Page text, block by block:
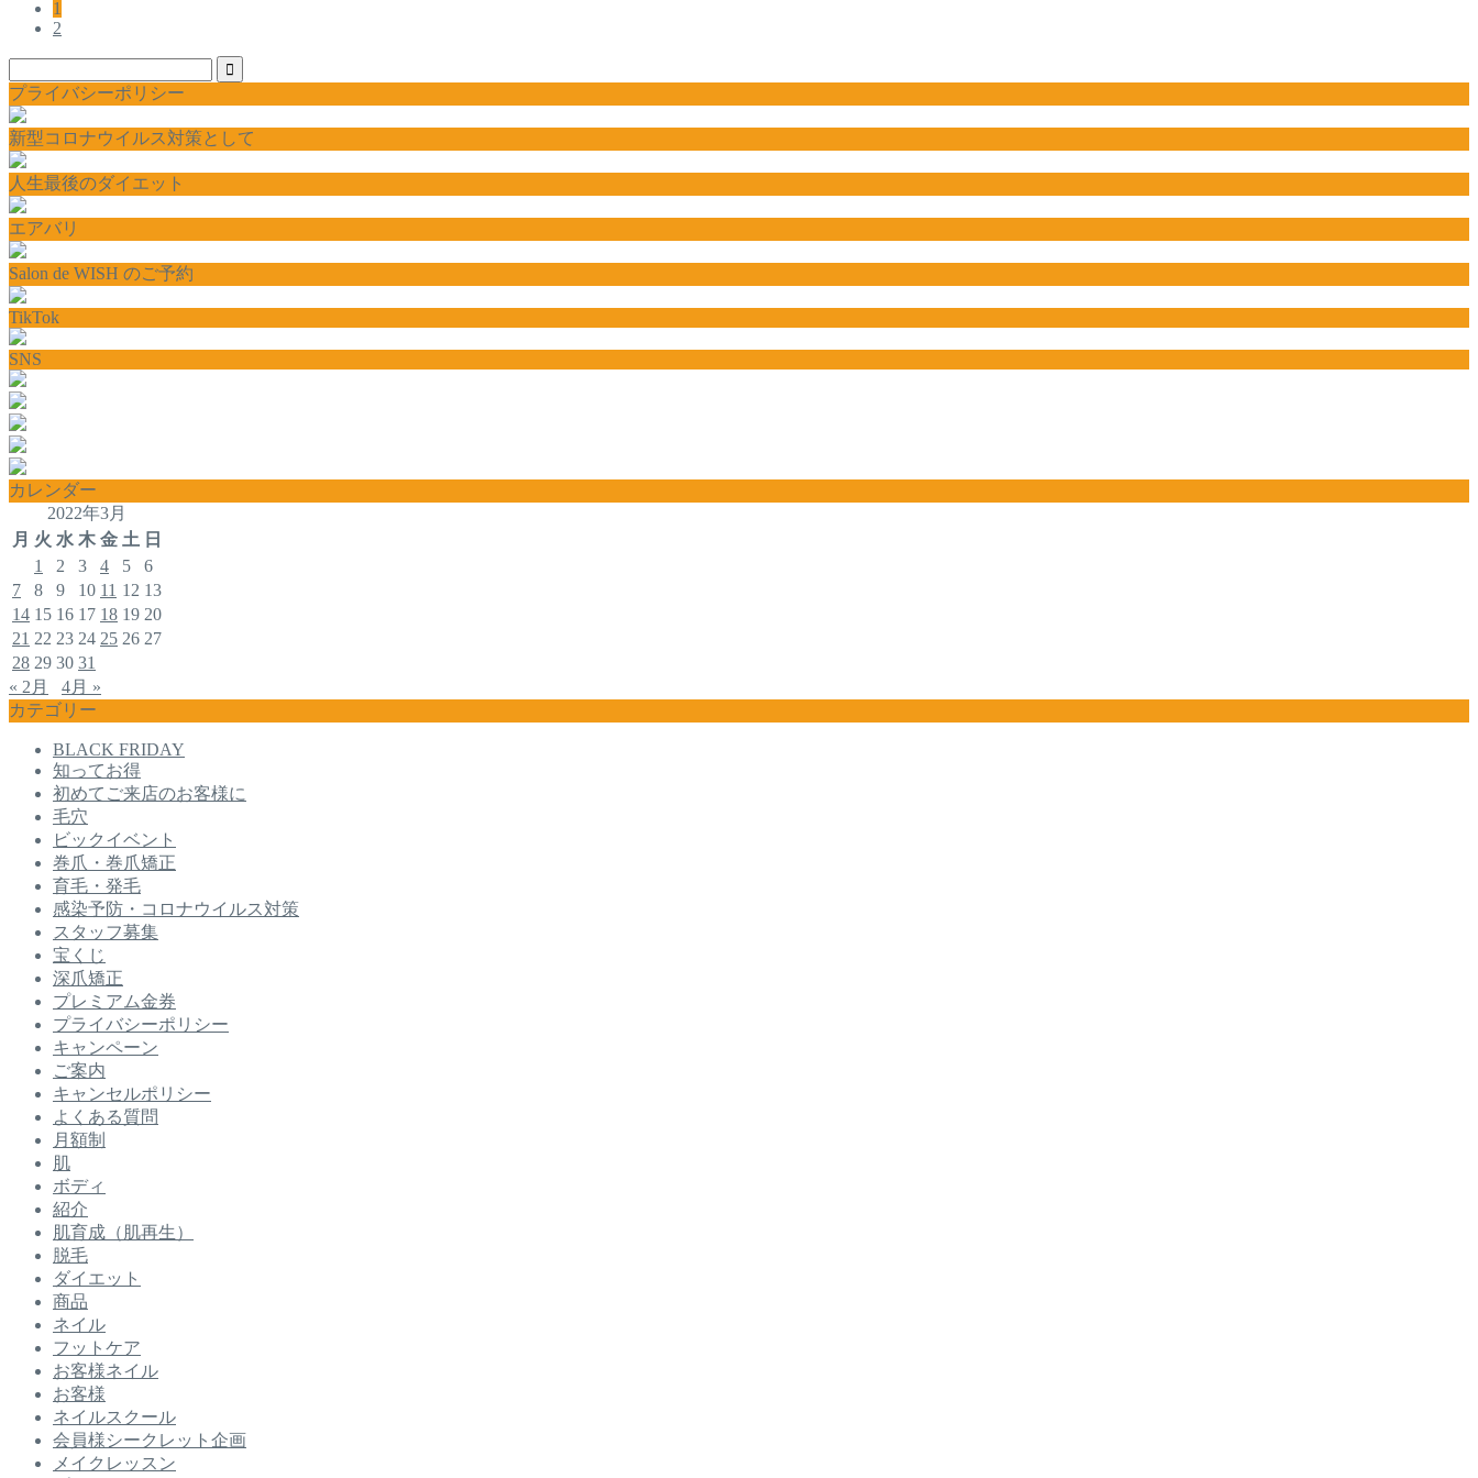
1
2
プライバシーポリシー
新型コロナウイルス対策として
人生最後のダイエット
エアバリ
Salon de WISH のご予約
TikTok
SNS
カレンダー
2022年3月
月 火 水 木 金 土 日
1
2 3 4 5
6
7
8 9 10 11 12 13
14 15 16 17 18 19 20
21 22 23 24 25 26 27
28 29 30 31
« 2月
4月 »
カテゴリー
BLACK FRIDAY
知ってお得
初めてご来店のお客様に
毛穴
ビックイベント
巻爪・巻爪矯正
育毛・発毛
感染予防・コロナウイルス対策
スタッフ募集
宝くじ
深爪矯正
プレミアム金券
プライバシーポリシー
キャンペーン
ご案内
キャンセルポリシー
よくある質問
月額制
肌
ボディ
紹介
肌育成（肌再生）
脱毛
ダイエット
商品
ネイル
フットケア
お客様ネイル
お客様
ネイルスクール
会員様シークレット企画
メイクレッスン